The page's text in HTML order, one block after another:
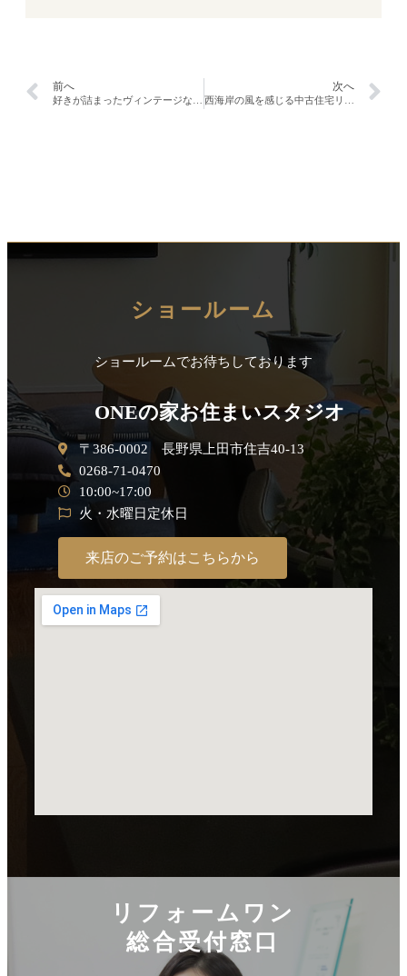
前へ
好きが詰まったヴィンテージなビルリノベーション＠上田市
次へ
西海岸の風を感じる中古住宅リノベーション＠上田市
ショールーム
ショールームでお待ちしております
ONEの家お住まいスタジオ
〒386-0002 長野県上田市住吉40-13
0268-71-0470
10:00~17:00
火・水曜日定休日
来店のご予約はこちらから
リフォームワン
総合受付窓口